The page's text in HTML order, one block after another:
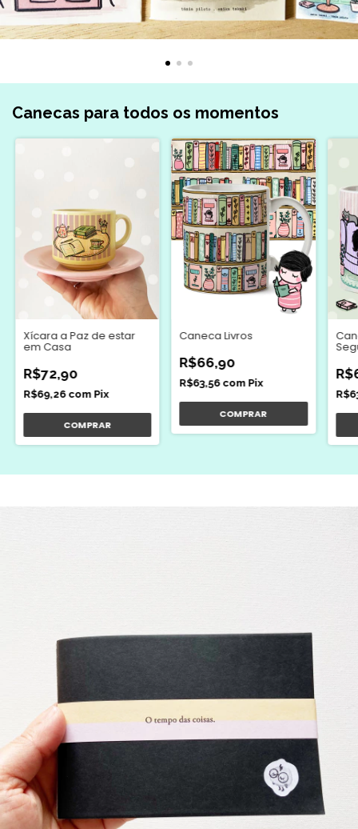
Canecas para todos os momentos
Xícara a Paz de estar
em Casa
R$72,90
R$69,26 com Pix
Caneca Livros
R$66,90
R$63,56 com Pix